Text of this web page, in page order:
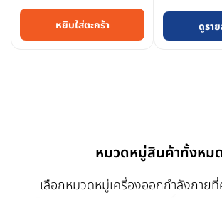
หยิบใส่ตะกร้า ดูรา
หมวดหมู่สินค้าทั้งหมด
เลือกหมวดหมู่เครื่องออกกำลังกาย